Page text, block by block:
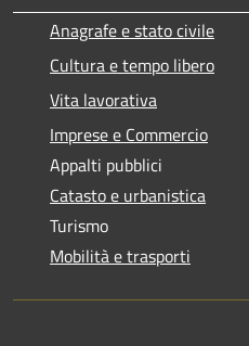
Anagrafe e stato civile
Cultura e tempo libero
Vita lavorativa
Imprese e Commercio
Appalti pubblici
Catasto e urbanistica
Turismo
Mobilità e trasporti